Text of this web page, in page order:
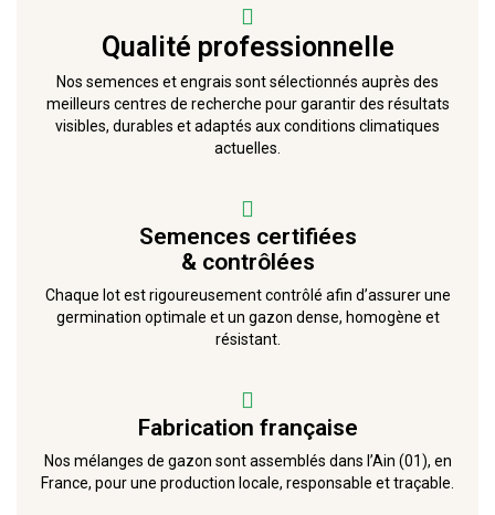
Qualité professionnelle
Nos semences et engrais sont sélectionnés auprès des
meilleurs centres de recherche pour garantir des résultats
visibles, durables et adaptés aux conditions climatiques
actuelles.
Semences certifiées
& contrôlées
Chaque lot est rigoureusement contrôlé afin d’assurer une
germination optimale et un gazon dense, homogène et
résistant.
Fabrication française
Nos mélanges de gazon sont assemblés dans l’Ain (01), en
France, pour une production locale, responsable et traçable.